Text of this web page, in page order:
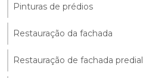
Pinturas de prédios
Restauração da fachada
Restauração de fachada predial